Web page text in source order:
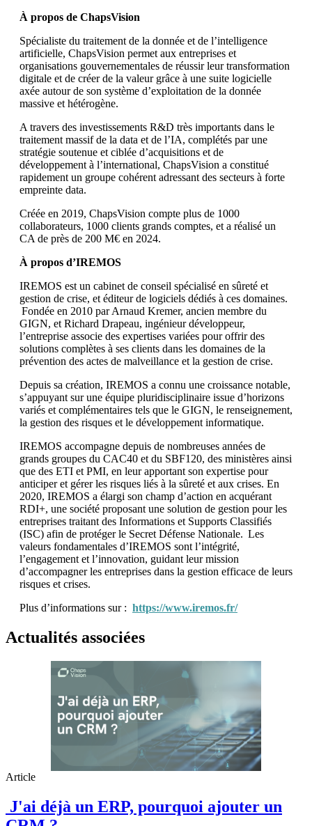
À propos de ChapsVision
Spécialiste du traitement de la donnée et de l’intelligence
artificielle, ChapsVision permet aux entreprises et
organisations gouvernementales de réussir leur transformation
digitale et de créer de la valeur grâce à une suite logicielle
axée autour de son système d’exploitation de la donnée
massive et hétérogène.
A travers des investissements R&D très importants dans le
traitement massif de la data et de l’IA, complétés par une
stratégie soutenue et ciblée d’acquisitions et de
développement à l’international, ChapsVision a constitué
rapidement un groupe cohérent adressant des secteurs à forte
empreinte data.
Créée en 2019, ChapsVision compte plus de 1000
collaborateurs, 1000 clients grands comptes, et a réalisé un
CA de près de 200 M€ en 2024.
À propos d’IREMOS
IREMOS est un cabinet de conseil spécialisé en sûreté et
gestion de crise, et éditeur de logiciels dédiés à ces domaines.
Fondée en 2010 par Arnaud Kremer, ancien membre du
GIGN, et Richard Drapeau, ingénieur développeur,
l’entreprise associe des expertises variées pour offrir des
solutions complètes à ses clients dans les domaines de la
prévention des actes de malveillance et la gestion de crise.
Depuis sa création, IREMOS a connu une croissance notable,
s’appuyant sur une équipe pluridisciplinaire issue d’horizons
variés et complémentaires tels que le GIGN, le renseignement,
la gestion des risques et le développement informatique.
IREMOS accompagne depuis de nombreuses années de
grands groupes du CAC40 et du SBF120, des ministères ainsi
que des ETI et PMI, en leur apportant son expertise pour
anticiper et gérer les risques liés à la sûreté et aux crises. En
2020, IREMOS a élargi son champ d’action en acquérant
RDI+, une société proposant une solution de gestion pour les
entreprises traitant des Informations et Supports Classifiés
(ISC) afin de protéger le Secret Défense Nationale. Les
valeurs fondamentales d’IREMOS sont l’intégrité,
l’engagement et l’innovation, guidant leur mission
d’accompagner les entreprises dans la gestion efficace de leurs
risques et crises.
Plus d’informations sur : https://www.iremos.fr/
Actualités associées
Article
J'ai déjà un ERP, pourquoi ajouter un